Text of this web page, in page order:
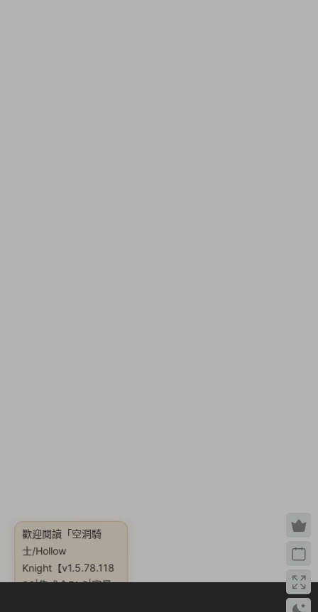
歡迎閱讀 「空洞騎
士/Hollow
Knight【v1.5.78.118
33|集成全DLC|容量
7.43GB|官方簡體中
文|贈多項修改器|贈護
符生命面具全收集存
檔|贈遊戲音樂BGM|
贈官方原畫集|贈空洞
騎士遊蕩者筆記(原版.